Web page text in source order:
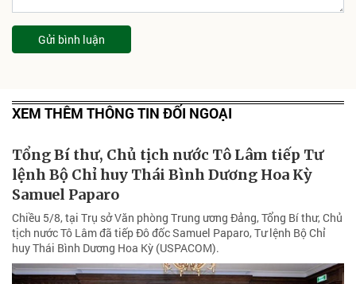
Gửi bình luận
XEM THÊM THÔNG TIN ĐỐI NGOẠI
Tổng Bí thư, Chủ tịch nước Tô Lâm tiếp Tư
lệnh Bộ Chỉ huy Thái Bình Dương Hoa Kỳ
Samuel Paparo
Chiều 5/8, tại Trụ sở Văn phòng Trung ương Đảng, Tổng Bí thư, Chủ
tịch nước Tô Lâm đã tiếp Đô đốc Samuel Paparo, Tư lệnh Bộ Chỉ
huy Thái Bình Dương Hoa Kỳ (USPACOM).